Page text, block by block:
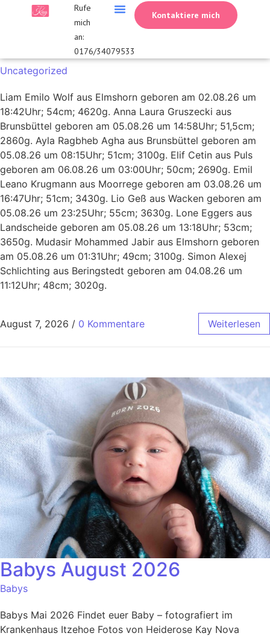
Rufe
mich
an:
0176/34079533
Kontaktiere mich
Uncategorized
Liam Emilo Wolf aus Elmshorn geboren am 02.08.26 um
18:42Uhr; 54cm; 4620g. Anna Laura Gruszecki aus
Brunsbüttel geboren am 05.08.26 um 14:58Uhr; 51,5cm;
2860g. Ayla Ragbheb Agha aus Brunsbüttel geboren am
05.08.26 um 08:15Uhr; 51cm; 3100g. Elif Cetin aus Puls
geboren am 06.08.26 um 03:00Uhr; 50cm; 2690g. Emil
Leano Krugmann aus Moorrege geboren am 03.08.26 um
16:47Uhr; 51cm; 3430g. Lio Geß aus Wacken geboren am
05.08.26 um 23:25Uhr; 55cm; 3630g. Lone Eggers aus
Landscheide geboren am 05.08.26 um 13:18Uhr; 53cm;
3650g. Mudasir Mohammed Jabir aus Elmshorn geboren
am 05.08.26 um 01:31Uhr; 49cm; 3100g. Simon Alexej
Schlichting aus Beringstedt geboren am 04.08.26 um
11:12Uhr; 48cm; 3020g.
August 7, 2026 / 0 Kommentare Weiterlesen
Babys August 2026
Babys
Babys Mai 2026 Findet euer Baby – fotografiert im
Krankenhaus Itzehoe Fotos von Heiderose Kay Nova